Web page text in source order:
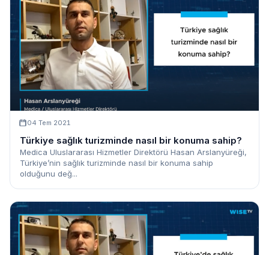
04 Tem 2021
Türkiye sağlık turizminde nasıl bir konuma sahip?
Medica Uluslararası Hizmetler Direktörü Hasan Arslanyüreği,
Türkiye’nin sağlık turizminde nasıl bir konuma sahip
olduğunu değ...